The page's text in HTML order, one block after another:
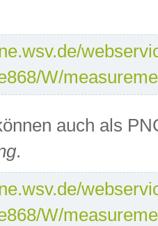
W/
auch als
.
W/